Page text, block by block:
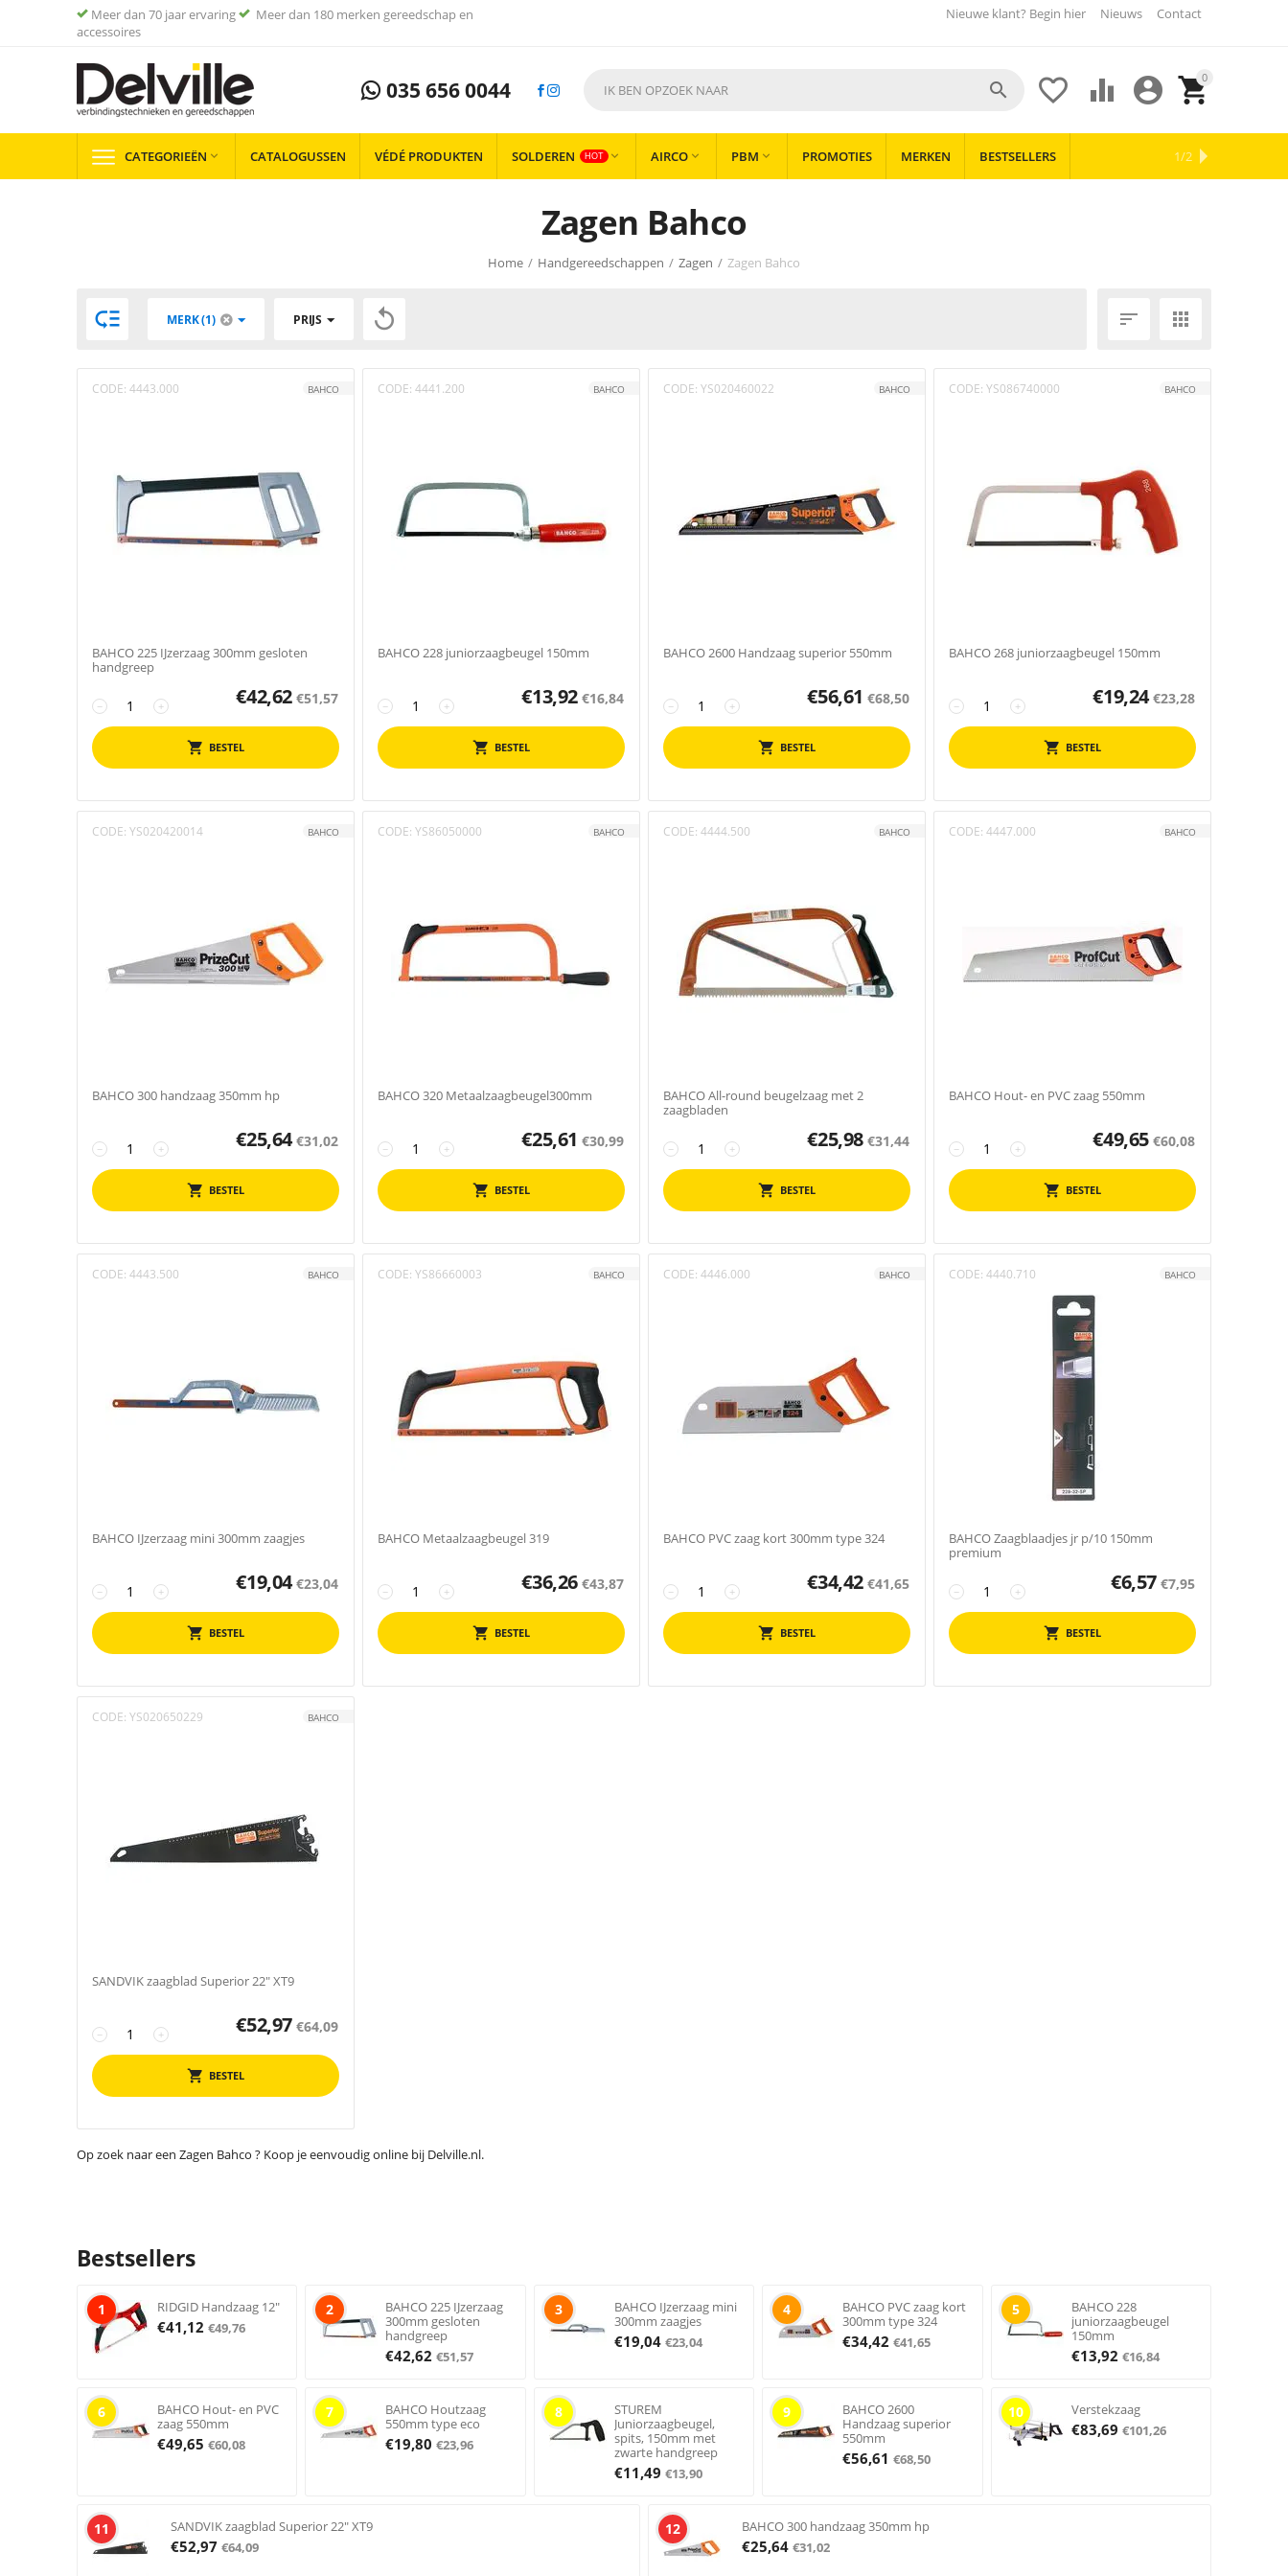
Meer dan 70 jaar ervaring
Meer dan 180 merken gereedschap en
accessoires
Nieuwe klant? Begin hier Nieuws Contact
035 656 0044 0


 

CATEGORIEËN  CATALOGUSSEN VÉDÉ PRODUKTEN SOLDEREN HOT  AIRCO  PBM  PROMOTIES MERKEN BESTSELLERS 1/2
Zagen Bahco
Home / Handgereedschappen / Zagen / Zagen Bahco
 MERK (1) PRIJS   
CODE: 4443.000 BAHCO
BAHCO 225 IJzerzaag 300mm gesloten
handgreep
+
− €42,62 €51,57
BESTEL
CODE: 4441.200 BAHCO
BAHCO 228 juniorzaagbeugel 150mm
+
− €13,92 €16,84
BESTEL
CODE: YS020460022 BAHCO
BAHCO 2600 Handzaag superior 550mm
+
− €56,61 €68,50
BESTEL
CODE: YS086740000 BAHCO
BAHCO 268 juniorzaagbeugel 150mm
+
− €19,24 €23,28
BESTEL
CODE: YS020420014 BAHCO
BAHCO 300 handzaag 350mm hp
+
− €25,64 €31,02
BESTEL
CODE: YS86050000 BAHCO
BAHCO 320 Metaalzaagbeugel300mm
+
− €25,61 €30,99
BESTEL
CODE: 4444.500 BAHCO
BAHCO All-round beugelzaag met 2
zaagbladen
+
− €25,98 €31,44
BESTEL
CODE: 4447.000 BAHCO
BAHCO Hout- en PVC zaag 550mm
+
− €49,65 €60,08
BESTEL
CODE: 4443.500 BAHCO
BAHCO IJzerzaag mini 300mm zaagjes
+
− €19,04 €23,04
BESTEL
CODE: YS86660003 BAHCO
BAHCO Metaalzaagbeugel 319
+
− €36,26 €43,87
BESTEL
CODE: 4446.000 BAHCO
BAHCO PVC zaag kort 300mm type 324
+
− €34,42 €41,65
BESTEL
CODE: 4440.710 BAHCO
BAHCO Zaagblaadjes jr p/10 150mm
premium
+
− €6,57 €7,95
BESTEL
CODE: YS020650229 BAHCO
SANDVIK zaagblad Superior 22" XT9
+
− €52,97 €64,09
BESTEL
Op zoek naar een Zagen Bahco ? Koop je eenvoudig online bij Delville.nl.
Bestsellers
1 RIDGID Handzaag 12"
€41,12 €49,76
2
BAHCO 225 IJzerzaag
300mm gesloten
handgreep
€42,62 €51,57
3
BAHCO IJzerzaag mini
300mm zaagjes
€19,04 €23,04
4
BAHCO PVC zaag kort
300mm type 324
€34,42 €41,65
5
BAHCO 228
juniorzaagbeugel
150mm
€13,92 €16,84
6
BAHCO Hout- en PVC
zaag 550mm
€49,65 €60,08
7
BAHCO Houtzaag
550mm type eco
€19,80 €23,96
8
STUREM
Juniorzaagbeugel,
spits, 150mm met
zwarte handgreep
€11,49 €13,90
9
BAHCO 2600
Handzaag superior
550mm
€56,61 €68,50
10 Verstekzaag
€83,69 €101,26
11 SANDVIK zaagblad Superior 22" XT9
€52,97 €64,09
12 BAHCO 300 handzaag 350mm hp
€25,64 €31,02